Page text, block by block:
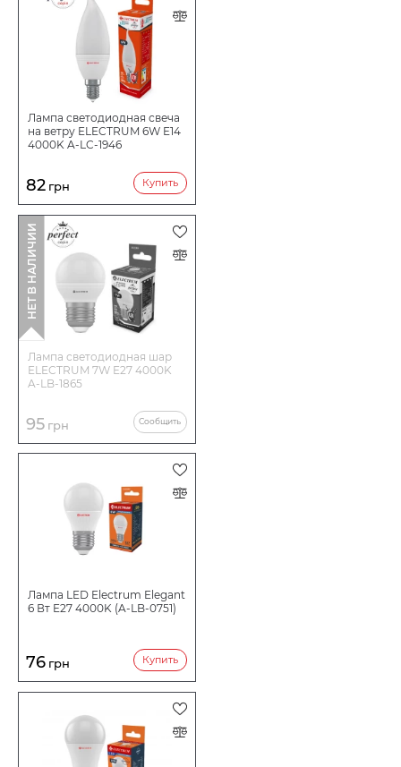
Лампа светодиодная свеча
на ветру ELECTRUM 6W E14
4000K A-LC-1946
82 грн Купить
Лампа светодиодная шар
ELECTRUM 7W E27 4000K
A-LB-1865
95 грн Сообщить
НЕТ В НАЛИЧИИ
Лампа LED Electrum Elegant
6 Вт E27 4000K (A-LB-0751)
76 грн Купить